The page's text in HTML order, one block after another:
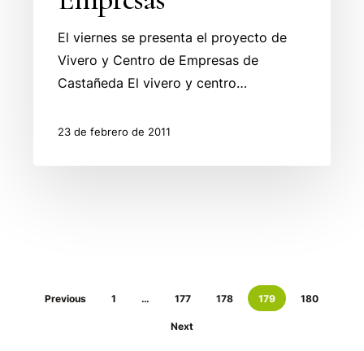
El viernes se presenta el proyecto de
Vivero y Centro de Empresas de
Castañeda El vivero y centro…
23 de febrero de 2011
Previous 1 … 177 178 179 180
Next